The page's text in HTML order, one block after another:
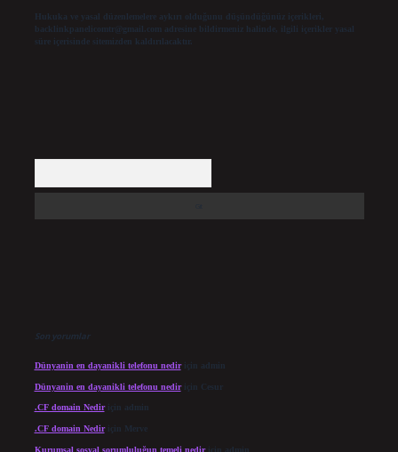
Hukuka ve yasal düzenlemelere aykırı olduğunu düşündüğünüz içerikleri,
backlinkpanelicomtr@gmail.comadresine bildirmeniz halinde, ilgili içerikler yasal
süre içerisinde sitemizden kaldırılacaktır.
Son yorumlar
Dünyanin en dayanikli telefonu nediriçin admin
Dünyanin en dayanikli telefonu nediriçin Cesur
.CF domain Nediriçin admin
.CF domain Nediriçin Merve
Kurumsal sosyal sorumluluğun temeli nediriçin admin